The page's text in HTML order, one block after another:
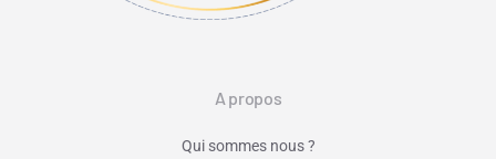
A propos
Qui sommes nous ?